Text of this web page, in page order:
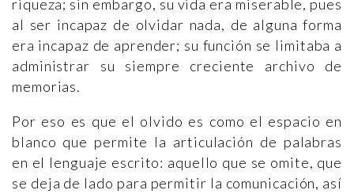
riqueza; sin embargo, su vida era miserable, pues
al ser incapaz de olvidar nada, de alguna forma
era incapaz de aprender; su función se limitaba a
administrar su siempre creciente archivo de
memorias.
Por eso es que el olvido es como el espacio en
blanco que permite la articulación de palabras
en el lenguaje escrito: aquello que se omite, que
se deja de lado para permitir la comunicación, así